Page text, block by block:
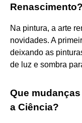
Renascimento?
Na pintura, a arte
novidades. A
deixando as
de luz e sombra
Que
a Ciência?